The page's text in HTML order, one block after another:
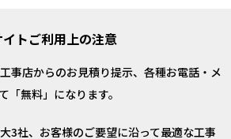
イトご利用上の注意
事店からのお見積り提示、各種お電話・メ
「無料」になります。
3社、お客様のご要望に沿って最適な工事